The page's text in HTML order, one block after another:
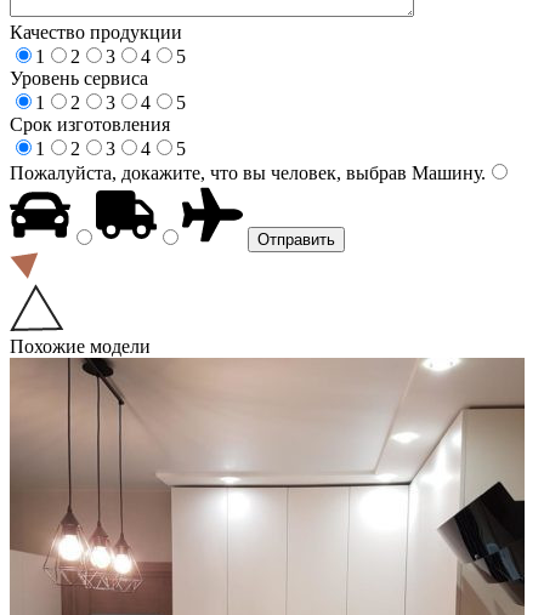
Качество продукции
1
2 3 4
5
Уровень сервиса
1
2 3 4
5
Срок изготовления
1
2 3 4
5
Пожалуйста, докажите, что вы человек, выбрав Машину.
Похожие модели